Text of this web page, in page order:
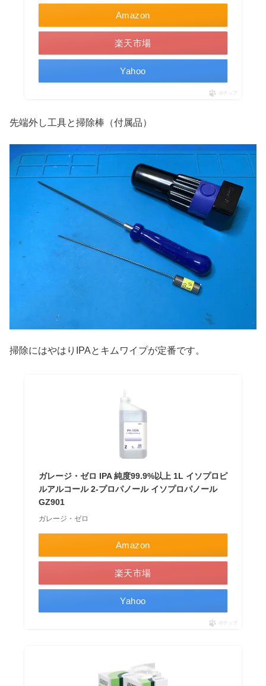
Amazon
楽天市場
Yahoo
ポチップ
先端外し工具と掃除棒（付属品）
掃除にはやはりIPAとキムワイプが定番です。
ガレージ・ゼロ IPA 純度99.9%以上 1L イソプロピ
ルアルコール 2-プロパノール イソプロパノール
GZ901
ガレージ・ゼロ
Amazon
楽天市場
Yahoo
ポチップ